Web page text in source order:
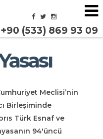
+90 (533) 869 93 09
Meclisi’nin
Birleşiminde
Türk Esnaf ve
94'üncü